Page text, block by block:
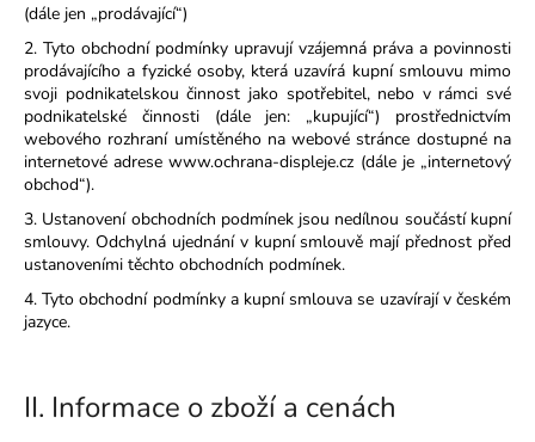
(dále jen „prodávající“)
2. Tyto obchodní podmínky upravují vzájemná práva a povinnosti
prodávajícího a fyzické osoby, která uzavírá kupní smlouvu mimo
svoji podnikatelskou činnost jako spotřebitel, nebo v rámci své
podnikatelské činnosti (dále jen: „kupující“) prostřednictvím
webového rozhraní umístěného na webové stránce dostupné na
internetové adrese www.ochrana-displeje.cz (dále je „internetový
obchod“).
3. Ustanovení obchodních podmínek jsou nedílnou součástí kupní
smlouvy. Odchylná ujednání v kupní smlouvě mají přednost před
ustanoveními těchto obchodních podmínek.
4. Tyto obchodní podmínky a kupní smlouva se uzavírají v českém
jazyce.
II. Informace o zboží a cenách
e
n
a
j
í
t
?